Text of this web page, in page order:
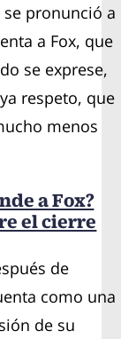
pronunció a
a Fox, que
se exprese,
respeto, que
menos
a Fox?
el cierre
de
como una
de su